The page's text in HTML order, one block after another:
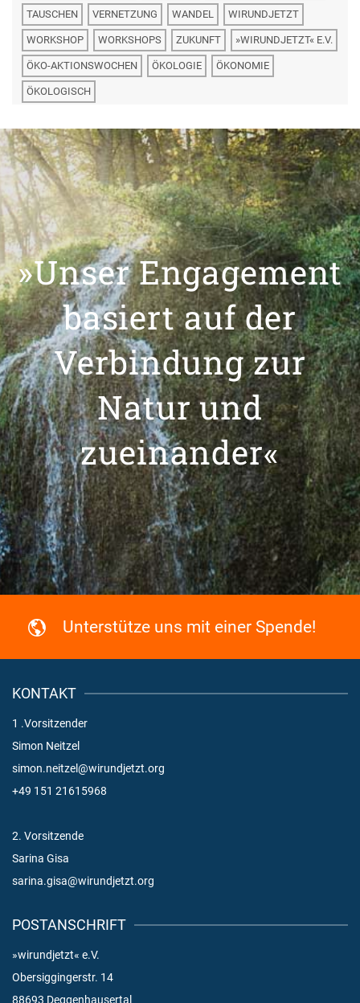
TAUSCHEN VERNETZUNG WANDEL WIRUNDJETZT
WORKSHOP WORKSHOPS ZUKUNFT »WIRUNDJETZT« E.V.
ÖKO-AKTIONSWOCHEN ÖKOLOGIE ÖKONOMIE
ÖKOLOGISCH
»Unser Engagement
basiert auf der
Verbindung zur
Natur und
zueinander«
Unterstütze uns mit einer Spende!
KONTAKT
1 .Vorsitzender
Simon Neitzel
simon.neitzel@wirundjetzt.org
+49 151 21615968
2. Vorsitzende
Sarina Gisa
sarina.gisa@wirundjetzt.org
POSTANSCHRIFT
»wirundjetzt« e.V.
Obersiggingerstr. 14
88693 Deggenhausertal